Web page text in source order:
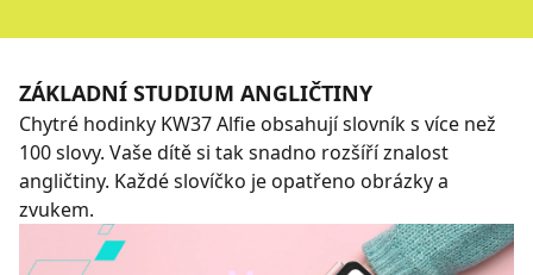
ZÁKLADNÍ STUDIUM ANGLIČTINY
Chytré hodinky KW37 Alfie obsahují slovník s více než
100 slovy. Vaše dítě si tak snadno rozšíří znalost
angličtiny. Každé slovíčko je opatřeno obrázky a
zvukem.